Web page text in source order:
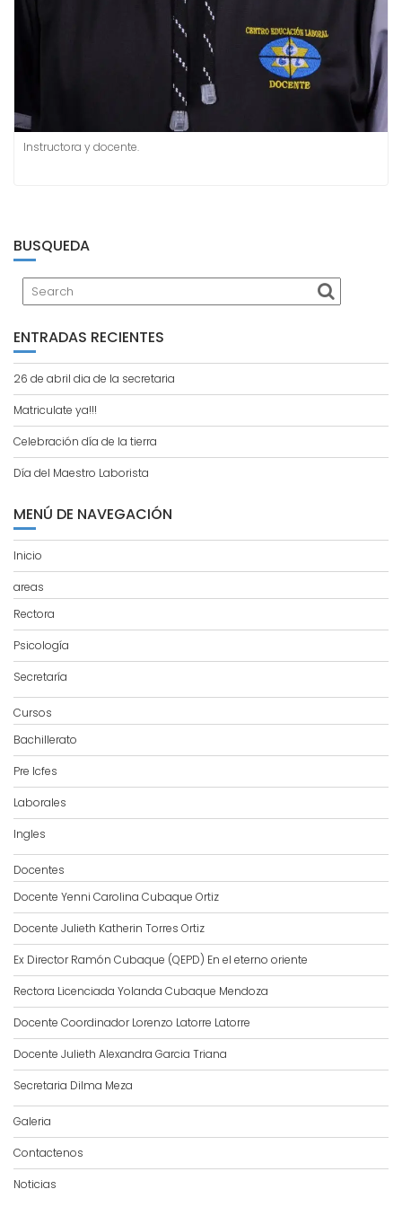
Instructora y docente.
BUSQUEDA
ENTRADAS RECIENTES
26 de abril dia de la secretaria
Matriculate ya!!!
Celebración día de la tierra
Día del Maestro Laborista
MENÚ DE NAVEGACIÓN
Inicio
areas
Rectora
Psicología
Secretaría
Cursos
Bachillerato
Pre Icfes
Laborales
Ingles
Docentes
Docente Yenni Carolina Cubaque Ortiz
Docente Julieth Katherin Torres Ortiz
Ex Director Ramón Cubaque (QEPD) En el eterno oriente
Rectora Licenciada Yolanda Cubaque Mendoza
Docente Coordinador Lorenzo Latorre Latorre
Docente Julieth Alexandra Garcia Triana
Secretaria Dilma Meza
Galeria
Contactenos
Noticias